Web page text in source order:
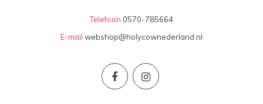
Telefoon 0570-785664
E-mail webshop@holycownederland.nl